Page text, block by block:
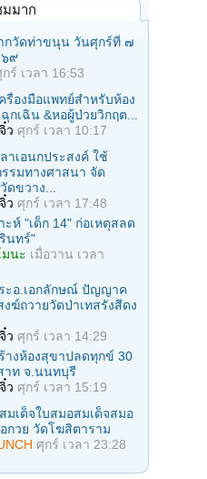
มมาก
กวัดท่าขนุน วันศุกร์ที่ ๗
๙
ร์ เวลา 16:53
รื่องมือแพทย์สำหรับห้อง
กเฉิน &หอผู้ป่วยวิกฤต...
ว ศุกร์ เวลา 10:17
าเอนกประสงค์ ใช้
รมทางศาสนา จัด
ดขวาง...
ว ศุกร์ เวลา 17:48
ะห์ "เด็ก 14" ก่อเหตุสลด
นทร์"
นะ เมื่อวาน เวลา
ะอ.เอกลักษณ์ ปัญญาค
ฆ์ถวายวัดป่าเทสรังสีดง
ว ศุกร์ เวลา 14:29
งห้องสุขาปลดทุกข์ 30
าท จ.นนทบุรี
ว ศุกร์ เวลา 15:19
มเด็จใบสมอสมเด็จสมอ
กวย วัดโฆสิตาราม
ศุกร์ เวลา 23:28